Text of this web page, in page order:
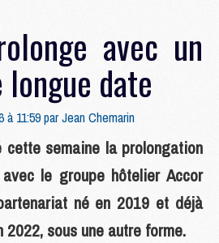
avec un
date
à 11:59 parJean Chemarin
cette semaine la prolongation
le groupe hôtelier Accor
né en 2019 et déjà
sous une autre forme.